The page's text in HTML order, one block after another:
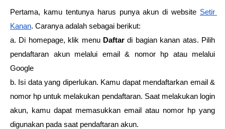
Pertama, kamu tentunya harus punya akun di website Setir
Kanan. Caranya adalah sebagai berikut:
a. Di homepage, klik menu Daftar di bagian kanan atas. Pilih
pendaftaran akun melalui email & nomor hp atau melalui
Google
b. Isi data yang diperlukan. Kamu dapat mendaftarkan email &
nomor hp untuk melakukan pendaftaran. Saat melakukan login
akun, kamu dapat memasukkan email atau nomor hp yang
digunakan pada saat pendaftaran akun.